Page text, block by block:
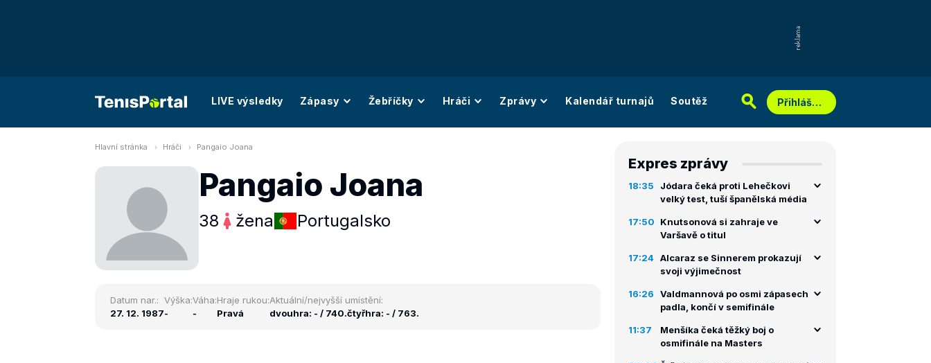
LIVE výsledky Zápasy Žebříčky Hráči Zprávy Kalendář turnajů Soutěž Přihlášení
Hlavní stránka Hráči Pangaio Joana
Pangaio Joana
38 žena Portugalsko
Datum nar.:
27. 12. 1987
Výška:
-
Váha:
-
Hraje rukou:
Pravá
Aktuální/nejvyšší umístění:
dvouhra: - / 740.čtyřhra: - / 763.
Expres zprávy
18:35
Jódara čeká proti Lehečkovi
velký test, tuší španělská média
17:50
Knutsonová si zahraje ve
Varšavě o titul
17:24 Alcaraz se Sinnerem prokazují
svoji výjimečnost
16:26
Valdmannová po osmi zápasech
padla, končí v semifinále
11:37
Menšíka čeká těžký boj o
osmifinále na Masters